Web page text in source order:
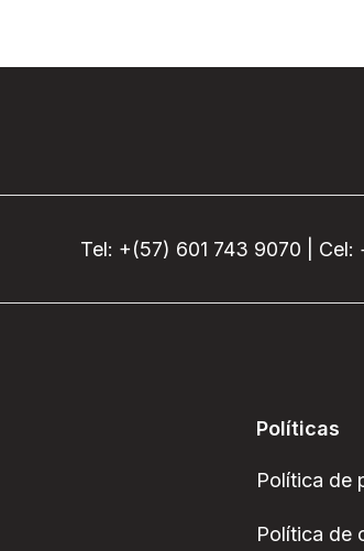
Tel: +(57) 601 743 9070 |
Políticas
Política de
Política de